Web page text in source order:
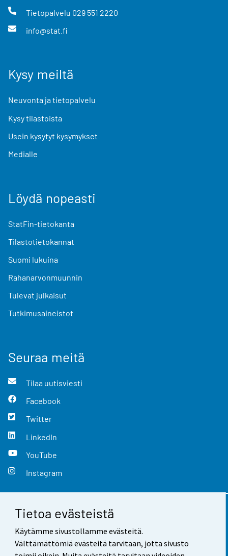
Tietoa evästeistä
Käytämme sivustollamme evästeitä.
Välttämättömiä evästeitä tarvitaan, jotta sivusto
Tietopalvelu 029 551 2220
info@stat.fi
Kysy meiltä
Neuvonta ja tietopalvelu
Kysy tilastoista
Usein kysytyt kysymykset
Medialle
Löydä nopeasti
StatFin-tietokanta
Tilastotietokannat
Suomi lukuina
Rahanarvonmuunnin
Tulevat julkaisut
Tutkimusaineistot
Seuraa meitä
Tilaa uutisviesti
Facebook
Twitter
LinkedIn
YouTube
Instagram
Yhteystiedot
Palaute